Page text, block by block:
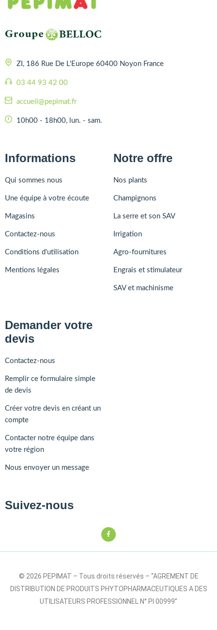
ZI, 186 Rue De L'Europe 60400 Noyon France
03 44 93 42 00
accueil@pepimat.fr
10h00 - 18h00, lun. - sam.
Informations
Qui sommes nous
Une équipe à votre écoute
Magasins
Contactez-nous
Conditions d'utilisation
Mentions légales
Notre offre
Nos plants
Champignons
La serre et son SAV
Irrigation
Agro-fournitures
Engrais et stimulateur
SAV et machinisme
Demander votre
devis
Contactez-nous
Remplir ce formulaire simple
de devis
Créer votre devis en créant un
compte
Contacter notre équipe dans
votre région
Nous envoyer un message
Suivez-nous
© 2026 PEPIMAT – Tous droits réservés – “AGREMENT DE
DISTRIBUTION DE PRODUITS PHYTOPHARMACEUTIQUES A DES
UTILISATEURS PROFESSIONNEL N° PI 00999”